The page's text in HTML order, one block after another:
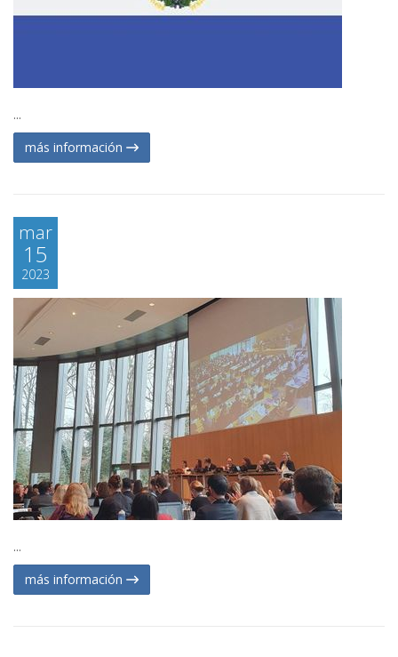
...
más información
mar
15
2023
...
más información